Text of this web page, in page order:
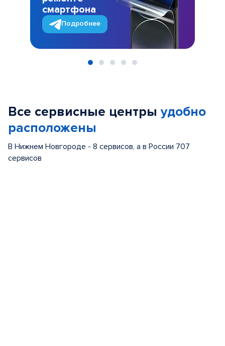
смартфона
Подробнее
Все сервисные центры удобно
расположены
В Нижнем Новгороде - 8 сервисов, а в России 707
сервисов